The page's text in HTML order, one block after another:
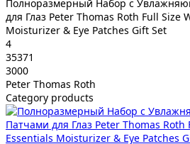
Полноразмерный Набор с
для Глаз Peter Thomas Roth Full Size
Moisturizer & Eye Patches Gift Set
4
35371
3000
Peter Thomas Roth
Category products